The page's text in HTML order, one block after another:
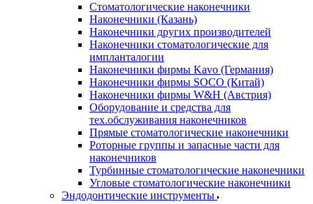
Стоматологические наконечники
Наконечники (Казань)
Наконечники других производителей
Наконечники стоматологические для
импланталогии
Наконечники фирмы Kavo (Германия)
Наконечники фирмы SOCO (Китай)
Наконечники фирмы W&H (Австрия)
Оборудование и средства для
тех.обслуживания наконечников
Прямые стоматологические наконечники
Роторные группы и запасные части для
наконечников
Турбинные стоматологические наконечники
Угловые стоматологические наконечники
Эндодонтические инструменты